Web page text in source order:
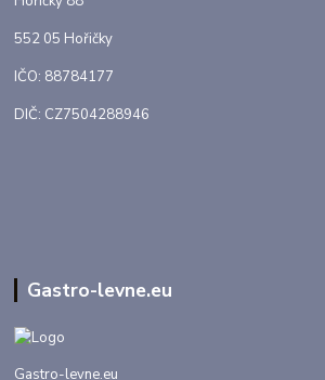
552 05 Hořičky
IČO: 88784177
DIČ: CZ7504288946
Gastro-levne.eu
Gastro-levne.eu